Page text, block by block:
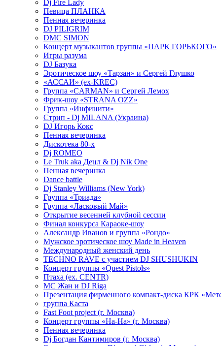
Dj Fire Lady
Певица ПЛАНКА
Пенная вечеринка
DJ PILIGRIM
DMC SIMON
Концерт музыкантов группы «ПАРК ГОРЬКОГО»
Игры разума
DJ Базука
Эротическое шоу «Тарзан» и Сергей Глушко
«АССАИ» (ex-KREC)
Группа «CARMAN» и Сергей Лемох
Фрик-шоу «STRANA OZZ»
Группа «Инфинити»
Стрип - Dj MILANA (Украина)
DJ Игорь Кокс
Пенная вечеринка
Дискотека 80-х
Dj ROMEO
Le Truk aka Децл & Dj Nik One
Пенная вечеринка
Dance battle
Dj Stanley Williams (New York)
Группа «Триада»
Группа «Ласковый Май»
Открытие весенней клубной сессии
Финал конкурса Караоке-шоу
Александр Иванов и группа «Рондо»
Мужское эротическое шоу Made in Heaven
Международный женский день
TECHNO RAVE с участием DJ SHUSHUKIN
Концерт группы «Quest Pistols»
Птаха (ex. CENTR)
МС Жан и DJ Riga
Презентация фирменного компакт-диска КРК
группа Каста
Fast Foot project (г. Москва)
Концерт группы «На-На» (г. Москва)
Пенная вечеринка
Dj Богдан Кантимиров (г. Москва)